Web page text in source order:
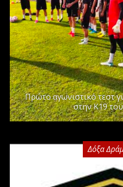
Πρώτο αγωνιστικό τεστ
στην Κ19
Δόξα